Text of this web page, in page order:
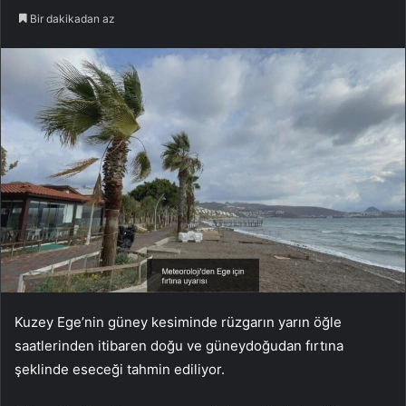
Bir dakikadan az
Kuzey Ege’nin güney kesiminde rüzgarın yarın öğle
saatlerinden itibaren doğu ve güneydoğudan fırtına
şeklinde eseceği tahmin ediliyor.